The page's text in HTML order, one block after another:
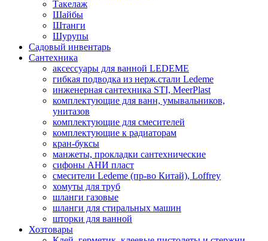
Такелаж
Шайбы
Штанги
Шурупы
Садовый инвентарь
Сантехника
аксессуары для ванной LEDEME
гибкая подводка из нерж.стали Ledeme
инженерная сантехника STI, MeerPlast
комплектующие для ванн, умывальников,
унитазов
комплектующие для смесителей
комплектующие к радиаторам
кран-буксы
манжеты, прокладки сантехнические
сифоны АНИ пласт
смесители Ledeme (пр-во Китай), Loffrey
хомуты для труб
шланги газовые
шланги для стиральных машин
шторки для ванной
Хозтовары